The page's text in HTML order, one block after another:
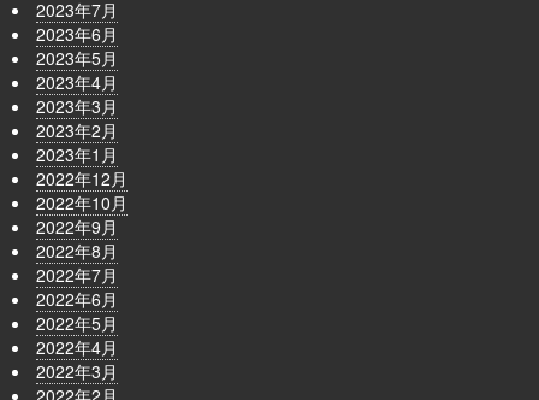
2023年7月
2023年6月
2023年5月
2023年4月
2023年3月
2023年2月
2023年1月
2022年12月
2022年10月
2022年9月
2022年8月
2022年7月
2022年6月
2022年5月
2022年4月
2022年3月